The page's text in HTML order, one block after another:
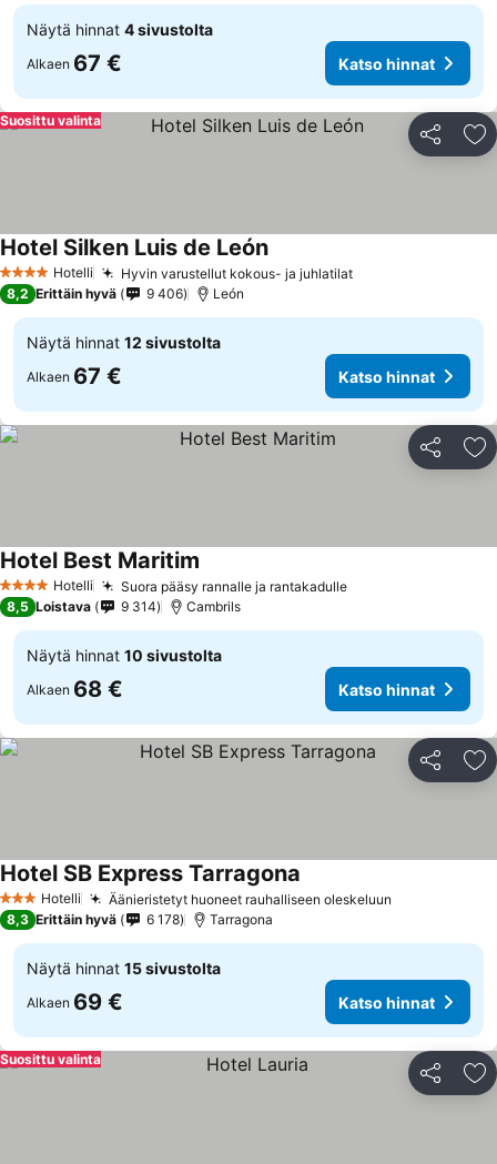
Näytä hinnat 4 sivustolta
Alkaen 67 € Katso hinnat
Jaa
Suosittu valinta
4 Tähtiluokitus
Hotelli Hyvin varustellut kokous- ja juhlatilat
Hotel Silken Luis de León
8,2 Erittäin hyvä 9 406 León
Näytä hinnat 12 sivustolta
Alkaen 67 € Katso hinnat
Jaa
4 Tähtiluokitus
Hotelli Suora pääsy rannalle ja rantakadulle
Hotel Best Maritim
8,5 Loistava 9 314 Cambrils
Näytä hinnat 10 sivustolta
Alkaen 68 € Katso hinnat
Jaa
3 Tähtiluokitus
Hotelli Äänieristetyt huoneet rauhalliseen oleskeluun
Hotel SB Express Tarragona
8,3 Erittäin hyvä 6 178 Tarragona
Näytä hinnat 15 sivustolta
Alkaen 69 € Katso hinnat
Jaa
Suosittu valinta